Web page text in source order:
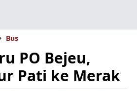
Bus
PO Bejeu,
Pati ke Merak